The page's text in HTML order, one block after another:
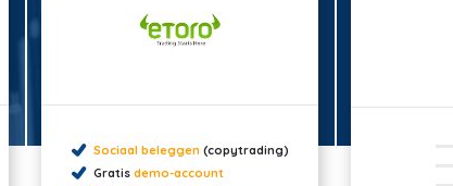
Sociaal beleggen (copytrading)
Gratis demo-account